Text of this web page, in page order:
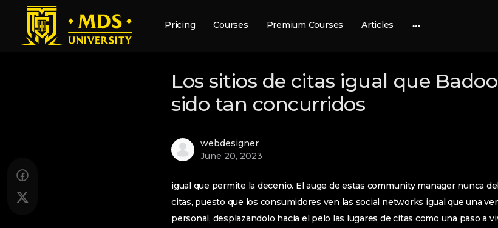
Pricing Courses Premium Courses Articles
Los sitios de citas igual que
sido tan concurridos
webdesigner
June 20, 2023
igual que permite la decenio. El auge de estas community manager nunca
citas, puesto que los consumidores ven las social networks igual que una
personal, desplazandolo hacia el pelo las lugares de citas como una paso a